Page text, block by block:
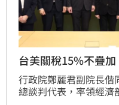
台美關稅15%不疊
行政院鄭麗君副院長偕
總談判代表，率領經濟